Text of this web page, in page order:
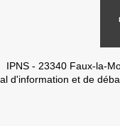
IPNS - 23340 Faux-la-
d'information et de